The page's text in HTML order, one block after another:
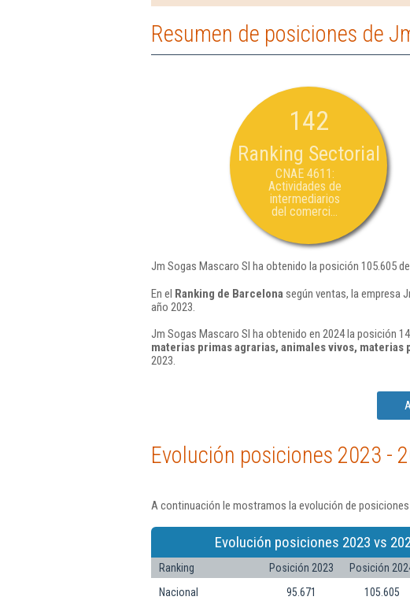
Resumen de posiciones de
142
Ranking Sectorial
CNAE 4611:
Actividades de
intermediarios
del comerci...
Jm Sogas Mascaro Sl ha obtenido la posición 105.605
En el Ranking de Barcelona según ventas, la empresa
año 2023.
Jm Sogas Mascaro Sl ha obtenido en 2024 la posición
materias primas agrarias, animales vivos,
2023.
Evolución posiciones 2023 -
A continuación le mostramos la evolución de
Evolución posiciones 2023 vs
Ranking Posición 2023 Posición
Nacional
95.671 105.605